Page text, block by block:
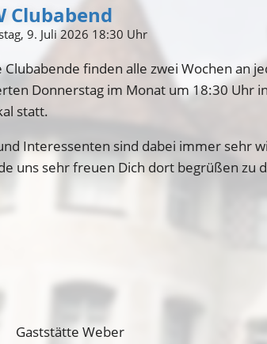
Clubabend
9. Juli 2026 18:30 Uhr
Clubabende finden alle zwei Wochen an
Donnerstag im Monat um 18:30 Uhr
statt.
Interessenten sind dabei immer sehr
uns sehr freuen Dich dort begrüßen zu
Gaststätte Weber